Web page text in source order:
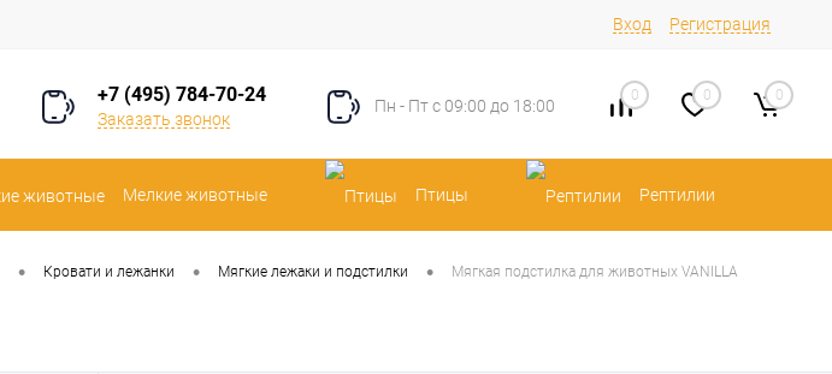
Вход Регистрация
+7 (495) 784-70-24
Заказать звонок
Пн - Пт с 09:00 до 18:00
0 0 0
Мелкие животные Птицы Рептилии
• Кровати и лежанки • Мягкие лежаки и подстилки • Мягкая подстилка для животных VANILLA